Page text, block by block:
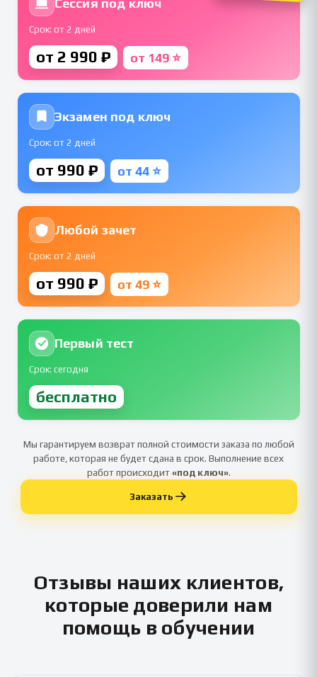
Сессия под ключ
Срок: от 2 дней
от 2 990 ₽ от 149 ⭐
Экзамен под ключ
Срок: от 2 дней
от 990 ₽ от 44 ⭐
Любой зачет
Срок: от 2 дней
от 990 ₽ от 49 ⭐
Первый тест
Срок: сегодня
бесплатно
Мы гарантируем возврат полной стоимости заказа по любой
работе, которая не будет сдана в срок. Выполнение всех
работ происходит«под ключ».
Заказать
Отзывы наших клиентов,
которые доверили нам
помощь в обучении